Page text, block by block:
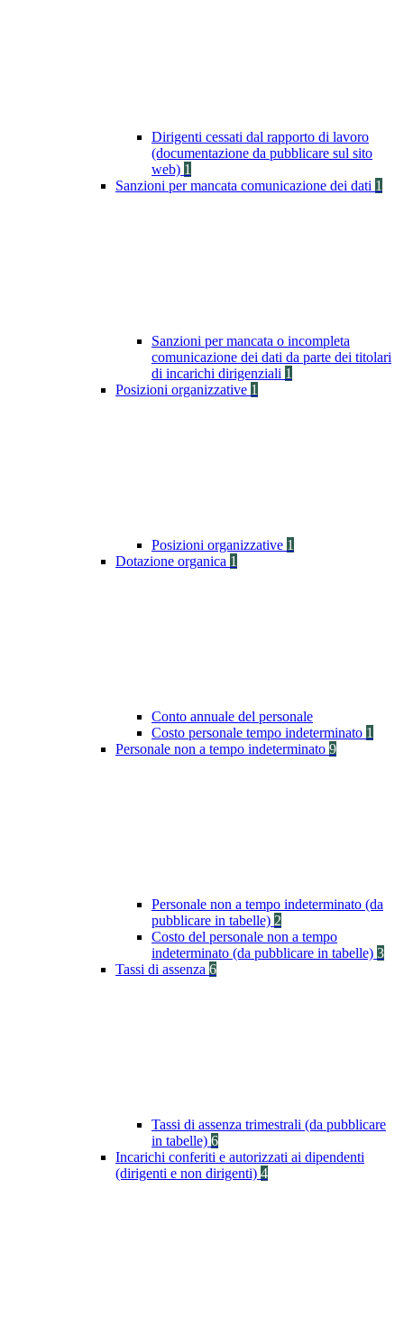
Dirigenti cessati dal rapporto di lavoro
(documentazione da pubblicare sul sito
web) 1
Sanzioni per mancata comunicazione dei dati 1
Sanzioni per mancata o incompleta
comunicazione dei dati da parte dei titolari
di incarichi dirigenziali 1
Posizioni organizzative 1
Posizioni organizzative 1
Dotazione organica 1
Conto annuale del personale
Costo personale tempo indeterminato 1
Personale non a tempo indeterminato 9
Personale non a tempo indeterminato (da
pubblicare in tabelle) 2
Costo del personale non a tempo
indeterminato (da pubblicare in tabelle) 3
Tassi di assenza 6
Tassi di assenza trimestrali (da pubblicare
in tabelle) 6
Incarichi conferiti e autorizzati ai dipendenti
(dirigenti e non dirigenti) 4